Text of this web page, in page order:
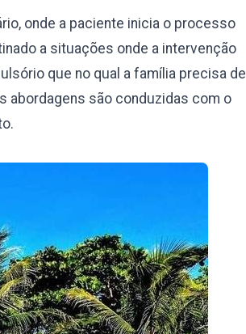
onde a paciente inicia o processo
a situações onde a intervenção
que no qual a família precisa de
abordagens são conduzidas com o